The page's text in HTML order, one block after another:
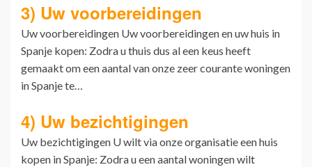
3) Uw voorbereidingen
Uw voorbereidingen Uw voorbereidingen en uw huis in
Spanje kopen: Zodra u thuis dus al een keus heeft
gemaakt om een aantal van onze zeer courante woningen
in Spanje te…
4) Uw bezichtigingen
Uw bezichtigingen U wilt via onze organisatie een huis
kopen in Spanje: Zodra u een aantal woningen wilt